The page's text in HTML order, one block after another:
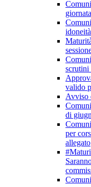
scrutini
valido
Avviso
di
per
allegato